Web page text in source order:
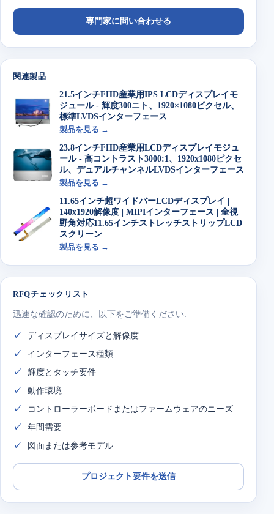
専門家に問い合わせる
関連製品
21.5インチFHD産業用IPS LCDディスプレイモ
ジュール - 輝度300ニト、1920×1080ピクセル、
標準LVDSインターフェース
製品を見る →
23.8インチFHD産業用LCDディスプレイモジュ
ール - 高コントラスト3000:1、1920x1080ピクセ
ル、デュアルチャンネルLVDSインターフェース
製品を見る →
11.65インチ超ワイドバーLCDディスプレイ |
140x1920解像度 | MIPIインターフェース | 全視
野角対応11.65インチストレッチストリップLCD
スクリーン
製品を見る →
RFQチェックリスト
迅速な確認のために、以下をご準備ください:
ディスプレイサイズと解像度
インターフェース種類
輝度とタッチ要件
動作環境
コントローラーボードまたはファームウェアのニーズ
年間需要
図面または参考モデル
プロジェクト要件を送信